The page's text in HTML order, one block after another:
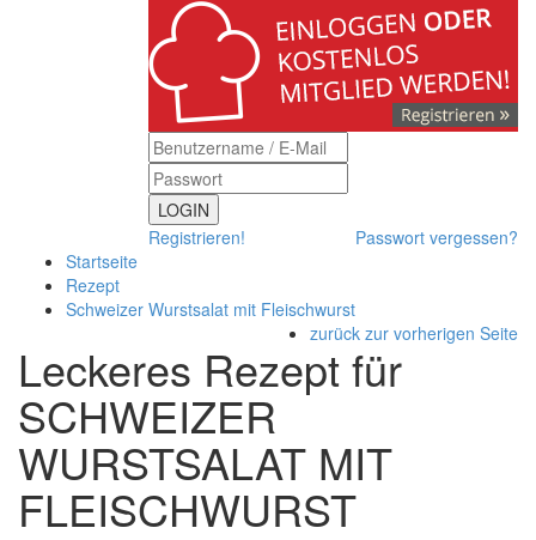
LOGIN
Registrieren!
Passwort vergessen?
Startseite
Rezept
Schweizer Wurstsalat mit Fleischwurst
zurück zur vorherigen Seite
Leckeres Rezept für
SCHWEIZER
WURSTSALAT MIT
FLEISCHWURST